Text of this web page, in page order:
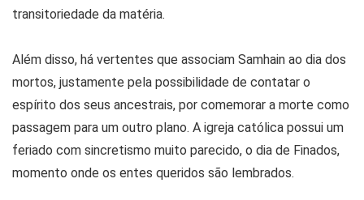
transitoriedade da matéria.
Além disso, há vertentes que associam Samhain ao dia dos
mortos, justamente pela possibilidade de contatar o
espírito dos seus ancestrais, por comemorar a morte como
passagem para um outro plano. A igreja católica possui um
feriado com sincretismo muito parecido, o dia de Finados,
momento onde os entes queridos são lembrados.